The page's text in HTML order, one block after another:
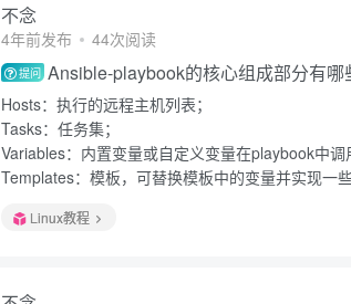
不念
4年前发布 44次阅读
提问 Ansible-playbook的核心组成部分有哪
Hosts：执行的远程主机列表；
Tasks：任务集；
Variables：内置变量或自定义变量在playbook中调
Templates：模板，可替换模板中的变量并实现一
Linux教程